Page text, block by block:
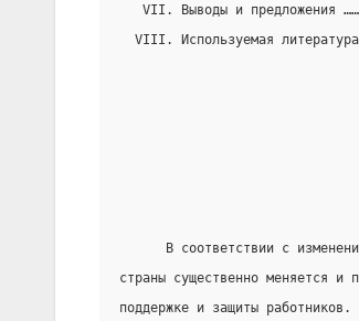
VII. Выводы и предложения
VIII. Используемая
В соответствии с
страны существенно меняется
поддержке и защиты